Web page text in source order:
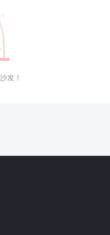
发！